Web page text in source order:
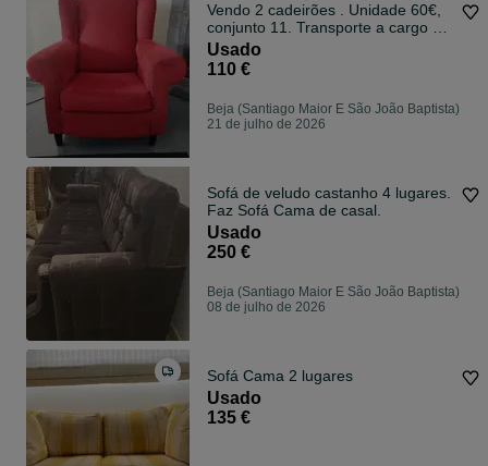
Vendo 2 cadeirões . Unidade 60€,
conjunto 11. Transporte a cargo do
comprador.0€
Usado
110 €
Beja (Santiago Maior E São João Baptista)
21 de julho de 2026
Sofá de veludo castanho 4 lugares.
Faz Sofá Cama de casal.
Usado
250 €
Beja (Santiago Maior E São João Baptista)
08 de julho de 2026
Sofá Cama 2 lugares
Usado
135 €